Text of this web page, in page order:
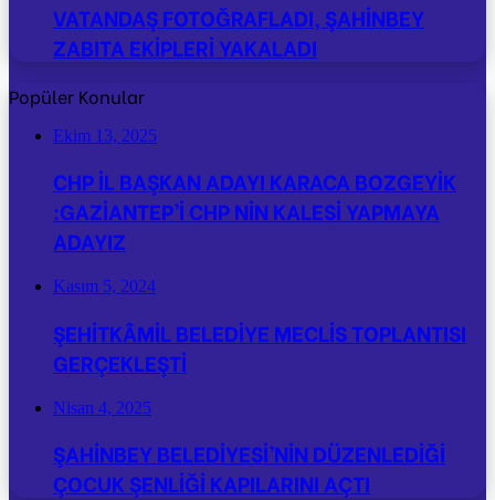
VATANDAŞ FOTOĞRAFLADI, ŞAHİNBEY
ZABITA EKİPLERİ YAKALADI
Popüler Konular
Ekim 13, 2025
CHP İL BAŞKAN ADAYI KARACA BOZGEYİK
:GAZİANTEP’İ CHP NİN KALESİ YAPMAYA
ADAYIZ
Kasım 5, 2024
ŞEHİTKÂMİL BELEDİYE MECLİS TOPLANTISI
GERÇEKLEŞTİ
Nisan 4, 2025
ŞAHİNBEY BELEDİYESİ’NİN DÜZENLEDİĞİ
ÇOCUK ŞENLİĞİ KAPILARINI AÇTI